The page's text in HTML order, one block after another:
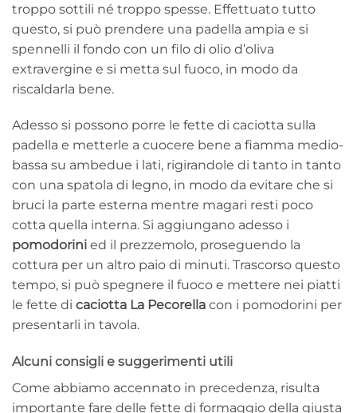
troppo sottili né troppo spesse. Effettuato tutto
questo, si può prendere una padella ampia e si
spennelli il fondo con un filo di olio d’oliva
extravergine e si metta sul fuoco, in modo da
riscaldarla bene.
Adesso si possono porre le fette di caciotta sulla
padella e metterle a cuocere bene a fiamma medio-
bassa su ambedue i lati, rigirandole di tanto in tanto
con una spatola di legno, in modo da evitare che si
bruci la parte esterna mentre magari resti poco
cotta quella interna. Si aggiungano adesso i
pomodorini ed il prezzemolo, proseguendo la
cottura per un altro paio di minuti. Trascorso questo
tempo, si può spegnere il fuoco e mettere nei piatti
le fette di caciotta La Pecorella con i pomodorini per
presentarli in tavola.
Alcuni consigli e suggerimenti utili
Come abbiamo accennato in precedenza, risulta
importante fare delle fette di formaggio della giusta